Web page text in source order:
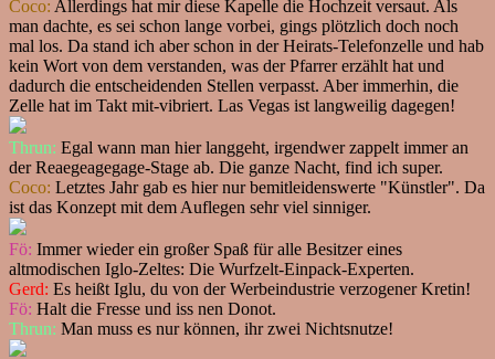
Coco: Allerdings hat mir diese Kapelle die Hochzeit versaut. Als
man dachte, es sei schon lange vorbei, gings plötzlich doch noch
mal los. Da stand ich aber schon in der Heirats-Telefonzelle und hab
kein Wort von dem verstanden, was der Pfarrer erzählt hat und
dadurch die entscheidenden Stellen verpasst. Aber immerhin, die
Zelle hat im Takt mit-vibriert. Las Vegas ist langweilig dagegen!
Thrun: Egal wann man hier langgeht, irgendwer zappelt immer an
der Reaegeagegage-Stage ab. Die ganze Nacht, find ich super.
Coco: Letztes Jahr gab es hier nur bemitleidenswerte "Künstler". Da
ist das Konzept mit dem Auflegen sehr viel sinniger.
Fö: Immer wieder ein großer Spaß für alle Besitzer eines
altmodischen Iglo-Zeltes: Die Wurfzelt-Einpack-Experten.
Gerd: Es heißt Iglu, du von der Werbeindustrie verzogener Kretin!
Fö: Halt die Fresse und iss nen Donot.
Thrun: Man muss es nur können, ihr zwei Nichtsnutze!